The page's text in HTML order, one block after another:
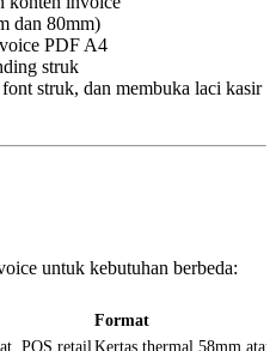
dan 80mm)
PDF A4
struk
struk, dan membuka laci kasir
untuk kebutuhan berbeda:
Format
POS retail Kertas thermal 58mm